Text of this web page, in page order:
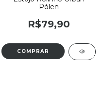
Pólen
R$79,90